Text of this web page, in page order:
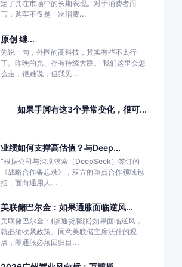
定了其在市场中的长期表现。对于消费者而
言，购车不仅是一次消费...
原创 继...
先说一句，外围的高科技，其实有些不太行
了。昨晚的光、存有持续大跌。 我们这里会怎
么走，很难说，但我见...
如果手脚有这3个异常变化，很可...
业绩如何支撑高估值？与Deep...
“根据公司与深度求索（DeepSeek）签订的
《战略合作备忘录》，双方的重点合作领域包
括：面向通用人...
美联储巴尔金：如果通胀面临逆风...
美联储巴尔金：(谈通货膨胀)如果面临逆风，
就必须收紧政策。同意美联储主席沃什的观
点，即通胀必须回归目...